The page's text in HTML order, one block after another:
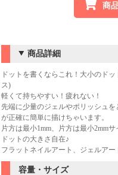
商
商品詳細
ドットを書くならこれ！大小のド
ス)
軽くて持ちやすい！疲れない！
先端に少量のジェルやポリッシュ
が正確に簡単に描けちゃいます。
片方は最小1mm、片方は最小2mm
ドットの大きさ自在♪
フラットネイルアート、ジェルアー
容量・サイズ